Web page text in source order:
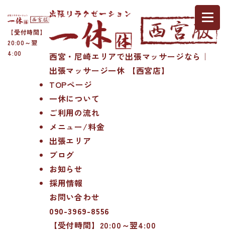
【受付時間】
20:00～翌
4:00
西宮・尼崎エリアで出張マッサージなら｜
出張マッサージ一休 【西宮店】
TOPページ
一休について
ご利用の流れ
メニュー/料金
出張エリア
ブログ
お知らせ
採用情報
お問い合わせ
090-3969-8556
【受付時間】20:00～翌4:00